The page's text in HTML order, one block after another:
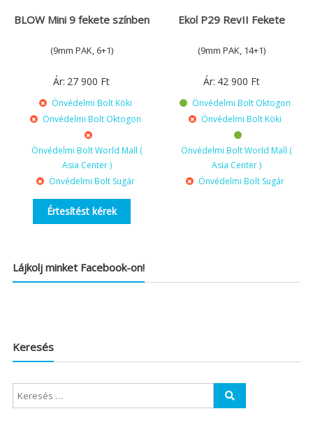
BLOW Mini 9 fekete színben
(9mm PAK, 6+1)
Ár: 27 900 Ft
Önvédelmi Bolt Köki
Önvédelmi Bolt Oktogon
Önvédelmi Bolt World Mall (
Asia Center )
Önvédelmi Bolt Sugár
Értesítést kérek
Ekol P29 RevII Fekete
(9mm PAK, 14+1)
Ár: 42 900 Ft
Önvédelmi Bolt Oktogon
Önvédelmi Bolt Köki
Önvédelmi Bolt World Mall (
Asia Center )
Önvédelmi Bolt Sugár
Lájkolj minket Facebook-on!
Keresés